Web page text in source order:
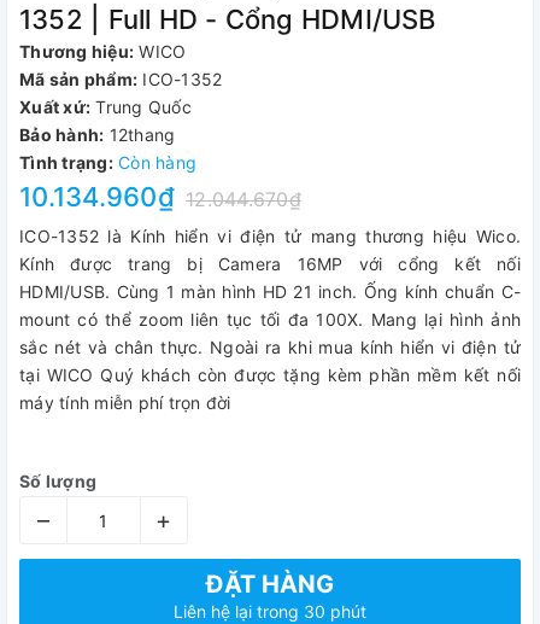
1352 | Full HD - Cổng HDMI/USB
Thương hiệu: WICO
Mã sản phẩm: ICO-1352
Xuất xứ: Trung Quốc
Bảo hành: 12thang
Tình trạng: Còn hàng
10.134.960₫ 12.044.670₫
ICO-1352 là Kính hiển vi điện tử mang thương hiệu Wico.
Kính được trang bị Camera 16MP với cổng kết nối
HDMI/USB. Cùng 1 màn hình HD 21 inch. Ống kính chuẩn C-
mount có thể zoom liên tục tối đa 100X. Mang lại hình ảnh
sắc nét và chân thực. Ngoài ra khi mua kính hiển vi điện tử
tại WICO Quý khách còn được tặng kèm phần mềm kết nối
máy tính miễn phí trọn đời
Số lượng
– +
ĐẶT HÀNG
Liên hệ lại trong 30 phút